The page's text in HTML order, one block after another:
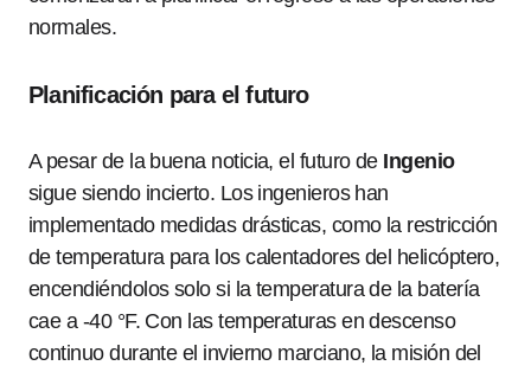
normales.
Planificación para el futuro
A pesar de la buena noticia, el futuro de Ingenio
sigue siendo incierto. Los ingenieros han
implementado medidas drásticas, como la restricción
de temperatura para los calentadores del helicóptero,
encendiéndolos solo si la temperatura de la batería
cae a -40 °F. Con las temperaturas en descenso
continuo durante el invierno marciano, la misión del